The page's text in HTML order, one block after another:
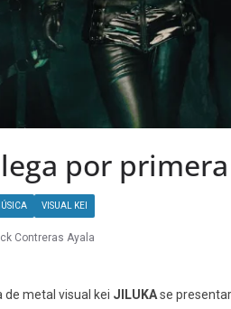
por
VISUAL KEI
Contreras Ayala
de metal visual kei JILUKAse